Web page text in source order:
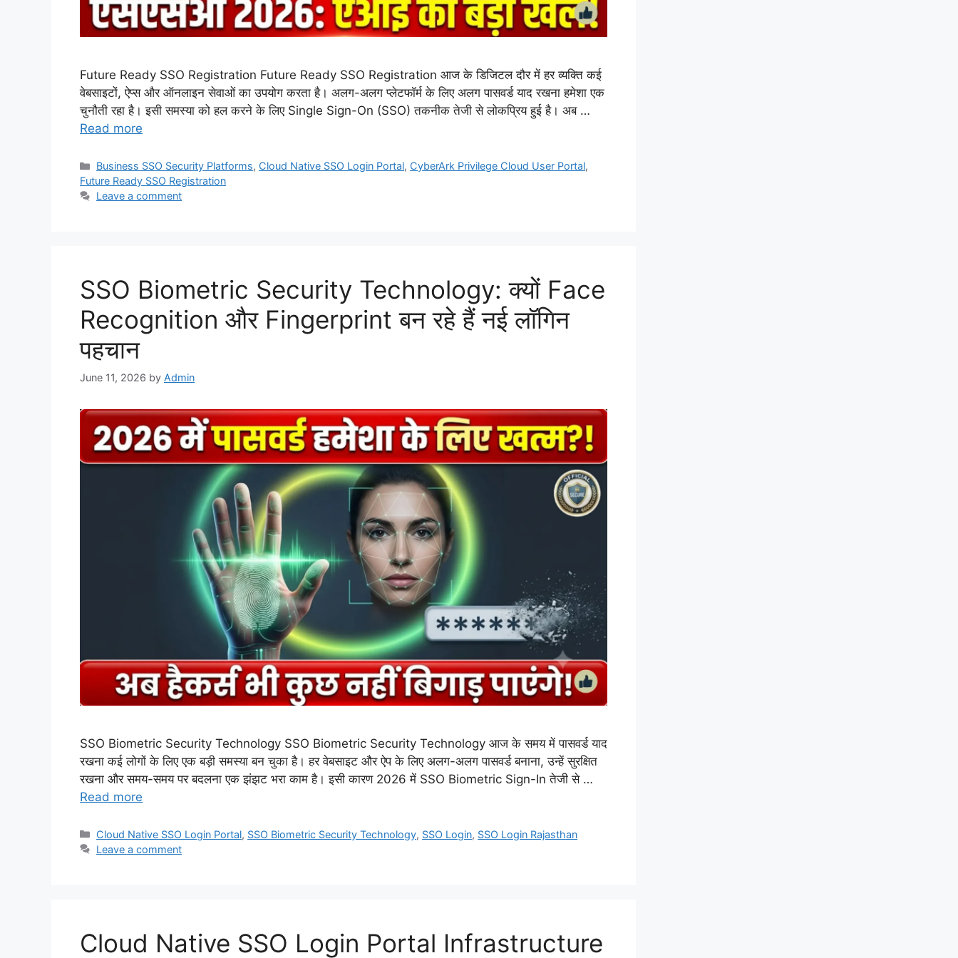
Future Ready SSO Registration Future Ready SSO Registration आज के डिजिटल दौर में हर व्यक्ति कई
वेबसाइटों, ऐप्स और ऑनलाइन सेवाओं का उपयोग करता है। अलग-अलग प्लेटफॉर्म के लिए अलग पासवर्ड याद रखना हमेशा एक
चुनौती रहा है। इसी समस्या को हल करने के लिए Single Sign-On (SSO) तकनीक तेजी से लोकप्रिय हुई है। अब …
Read more
Categories
Business SSO Security Platforms, Cloud Native SSO Login Portal, CyberArk Privilege Cloud User Portal,
Future Ready SSO Registration
Leave a comment
SSO Biometric Security Technology: क्यों Face
Recognition और Fingerprint बन रहे हैं नई लॉगिन
पहचान
June 11, 2026 by Admin
SSO Biometric Security Technology SSO Biometric Security Technology आज के समय में पासवर्ड याद
रखना कई लोगों के लिए एक बड़ी समस्या बन चुका है। हर वेबसाइट और ऐप के लिए अलग-अलग पासवर्ड बनाना, उन्हें सुरक्षित
रखना और समय-समय पर बदलना एक झंझट भरा काम है। इसी कारण 2026 में SSO Biometric Sign-In तेजी से …
Read more
Categories
Cloud Native SSO Login Portal, SSO Biometric Security Technology, SSO Login, SSO Login Rajasthan
Leave a comment
Cloud Native SSO Login Portal Infrastructure